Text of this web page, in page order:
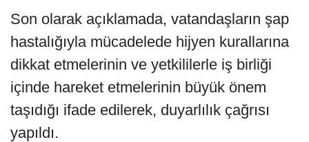
Son olarak açıklamada, vatandaşların şap
hastalığıyla mücadelede hijyen kurallarına
dikkat etmelerinin ve yetkililerle iş birliği
içinde hareket etmelerinin büyük önem
taşıdığı ifade edilerek, duyarlılık çağrısı
yapıldı.